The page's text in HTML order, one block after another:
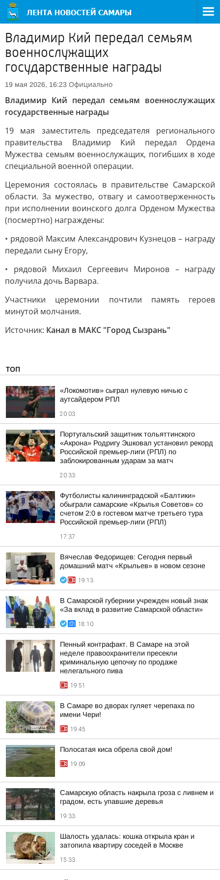
Владимир Кий передал семьям
военнослужащих
государственные награды
19 мая 2026, 16:23 Официально
Владимир Кий передал семьям военнослужащих
государственные награды
19 мая заместитель председателя регионального
правительства Владимир Кий передал Ордена
Мужества семьям военнослужащих, погибших в ходе
специальной военной операции.
Церемония состоялась в правительстве Самарской
области. За мужество, отвагу и самоотверженность
при исполнении воинского долга Орденом Мужества
(посмертно) награждены:
• рядовой Максим Александрович Кузнецов – награду
передали сыну Егору,
• рядовой Михаил Сергеевич Миронов – награду
получила дочь Варвара.
Участники церемонии почтили память героев
минутой молчания.
Источник: Канал в МАКС "Город Сызрань"
ТОП
«Локомотив» сыграл нулевую ничью с
аутсайдером РПЛ
20:03
Португальский защитник тольяттинского
«Акрона» Родригу Эшковал установил рекорд
Российской премьер-лиги (РПЛ) по
заблокированным ударам за матч
20:33
Футболисты калининградской «Балтики»
обыграли самарские «Крылья Советов» со
счетом 2:0 в гостевом матче третьего тура
Российской премьер-лиги (РПЛ)
17:37
Вячеслав Федорищев: Сегодня первый
домашний матч «Крыльев» в новом сезоне
19:13
В Самарской губернии учрежден новый знак
«За вклад в развитие Самарской области»
18:10
Пенный контрафакт. В Самаре на этой
неделе правоохранители пресекли
криминальную цепочку по продаже
нелегального пива
19:51
В Самаре во дворах гуляет черепаха по
имени Чери!
19:45
Полосатая киса обрела свой дом!
19:09
Самарскую область накрыла гроза с ливнем и
градом, есть упавшие деревья
19:33
Шалость удалась: кошка открыла кран и
затопила квартиру соседей в Москве
15:33